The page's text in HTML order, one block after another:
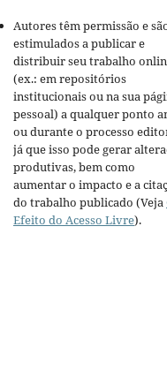
Autores têm permissão e
estimulados a publicar e
distribuir seu trabalho
(ex.: em repositórios
institucionais ou na sua
pessoal) a qualquer ponto
ou durante o processo
já que isso pode gerar
produtivas, bem como
aumentar o impacto e a
do trabalho publicado (Veja
Efeito do Acesso Livre).